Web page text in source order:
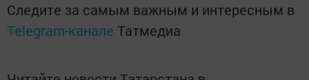
Следите за самым важным и интересным в
Telegram-канале Татмедиа